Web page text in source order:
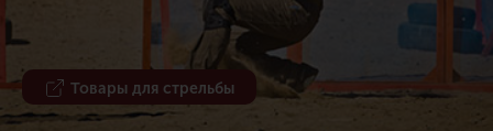
Товары для стрельбы